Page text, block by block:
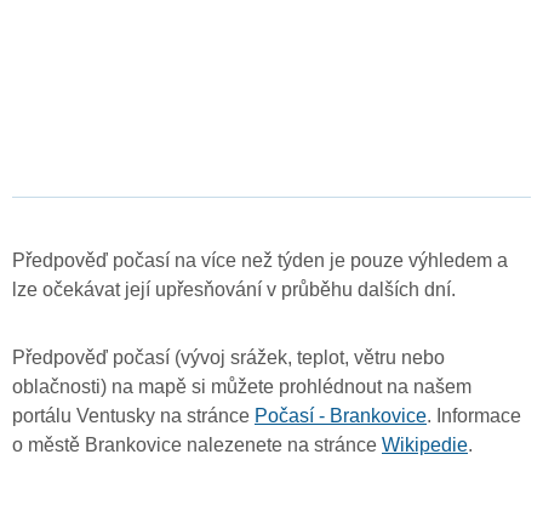
Předpověď počasí na více než týden je pouze výhledem a
lze očekávat její upřesňování v průběhu dalších dní.
Předpověď počasí (vývoj srážek, teplot, větru nebo
oblačnosti) na mapě si můžete prohlédnout na našem
portálu Ventusky na stránce Počasí - Brankovice. Informace
o městě Brankovice nalezenete na stránce Wikipedie.